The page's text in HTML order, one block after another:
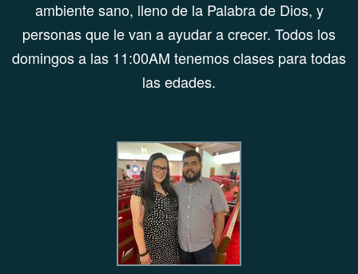
ambiente sano, lleno de la Palabra de Dios, y
personas que le van a ayudar a crecer. Todos los
domingos a las 11:00AM tenemos clases para todas
las edades.